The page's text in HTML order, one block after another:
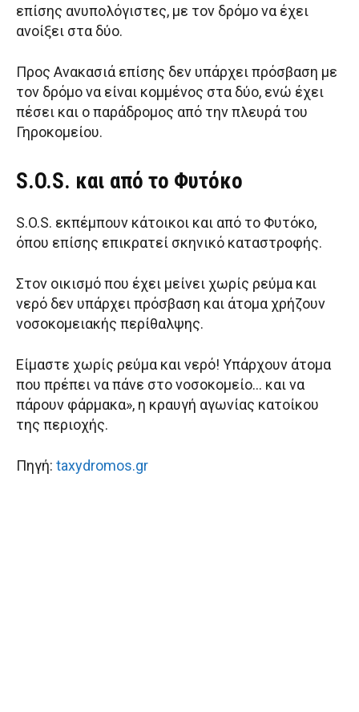
επίσης ανυπολόγιστες, με τον δρόμο να έχει
ανοίξει στα δύο.
Προς Ανακασιά επίσης δεν υπάρχει πρόσβαση με
τον δρόμο να είναι κομμένος στα δύο, ενώ έχει
πέσει και ο παράδρομος από την πλευρά του
Γηροκομείου.
S.O.S. και από το Φυτόκο
S.O.S. εκπέμπουν κάτοικοι και από το Φυτόκο,
όπου επίσης επικρατεί σκηνικό καταστροφής.
Στον οικισμό που έχει μείνει χωρίς ρεύμα και
νερό δεν υπάρχει πρόσβαση και άτομα χρήζουν
νοσοκομειακής περίθαλψης.
Είμαστε χωρίς ρεύμα και νερό! Υπάρχουν άτομα
που πρέπει να πάνε στο νοσοκομείο… και να
πάρουν φάρμακα», η κραυγή αγωνίας κατοίκου
της περιοχής.
Πηγή: taxydromos.gr